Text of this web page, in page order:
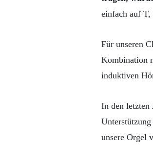
einfach auf T,
Für unseren
Kombination
induktiven
In den letzten
unsere Orgel